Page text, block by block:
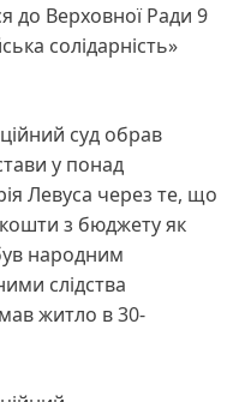
до Верховної Ради 9
солідарність»
суд обрав
у понад
Левуса через те, що
з бюджету як
народним
слідства
мав житло в 30-